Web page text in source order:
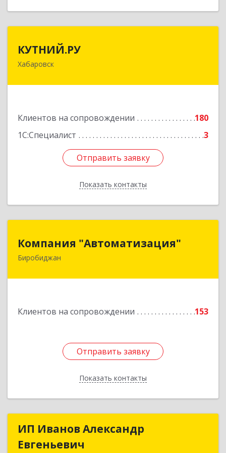
КУТНИЙ.РУ
Хабаровск
Клиентов на сопровождении
180
1С:Специалист
3
Отправить заявку
Показать контакты
680007, Хабаровский край, Хабаровск г,
Отправить заявку
Назад
Компания "Автоматизация"
Биробиджан
Клиентов на сопровождении 153
Отправить заявку
Показать контакты
679016, Еврейская Аобл, Биробиджан г,
Отправить заявку
Назад
ИП Иванов Александр
Евгеньевич
ИП Иванов Александр